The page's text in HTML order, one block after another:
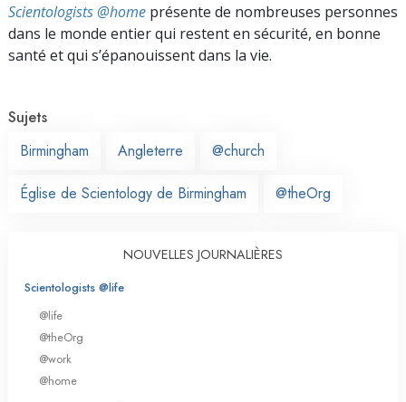
Scientologists @home présente de nombreuses personnes
dans le monde entier qui restent en sécurité, en bonne
santé et qui s’épanouissent dans la vie.
Sujets
Birmingham
Angleterre @church
Église de Scientology de Birmingham @theOrg
NOUVELLES JOURNALIÈRES
Scientologists @life
@life
@theOrg
@work
@home